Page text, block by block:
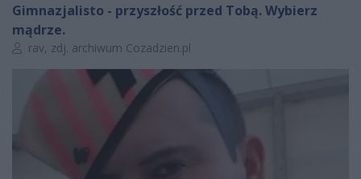
Gimnazjalisto - przyszłość przed Tobą. Wybierz
mądrze.
Autor artykułu:
rav, zdj. archiwum Cozadzien.pl